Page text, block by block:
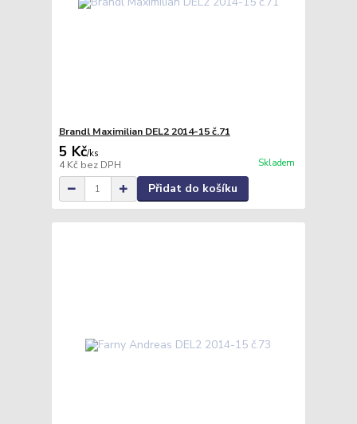
Brandl Maximilian DEL2 2014-15 č.71
5 Kč/ks
4 Kč bez DPH Skladem
Přidat do košíku